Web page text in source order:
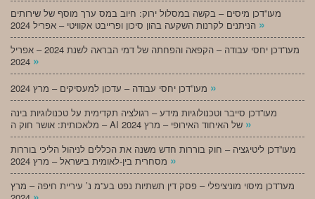
מעו”דכן מיסים – בקשה במסלול ירוק: חיוב במס ערך מוסף של שירותים
»
מעו”דכן יחסי עבודה – הקפאה והפחתה של דמי הבראה לשנת 2024 – אפריל
»
»
מעו”דכן סייבר וטכנולוגיות מידע – רגולציה תקדימית על טכנולוגיות בינה
»
מעו”דכן ליטיגציה – חוק בוררות חדש משנה את הכללים לניהול הליכי בוררות
»
מעו”דכן מיסוי מוניציפלי – פסק דין תשתיות נפט בע”מ נ’ עיריית חיפה – מרץ